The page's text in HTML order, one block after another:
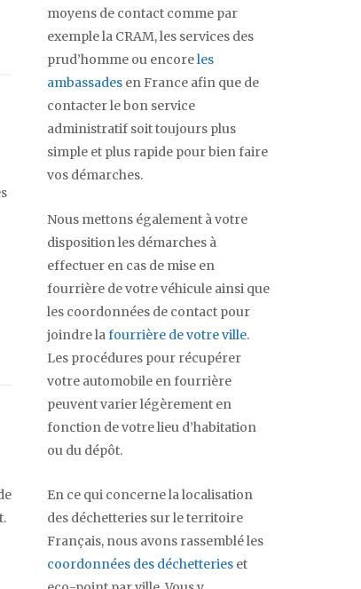
moyens de contact comme par
exemple la CRAM, les services des
prud’homme ou encoreles
ambassades en France afin que de
contacter le bon service
administratif soit toujours plus
simple et plus rapide pour bien faire
vos démarches.
Nous mettons également à votre
disposition les démarches à
effectuer en cas de mise en
fourrière de votre véhicule ainsi que
les coordonnées de contact pour
joindre lafourrière de votre ville.
Les procédures pour récupérer
votre automobile en fourrière
peuvent varier légèrement en
fonction de votre lieu d’habitation
ou du dépôt.
En ce qui concerne la localisation
des déchetteries sur le territoire
Français, nous avons rassemblé les
coordonnées des déchetteries et